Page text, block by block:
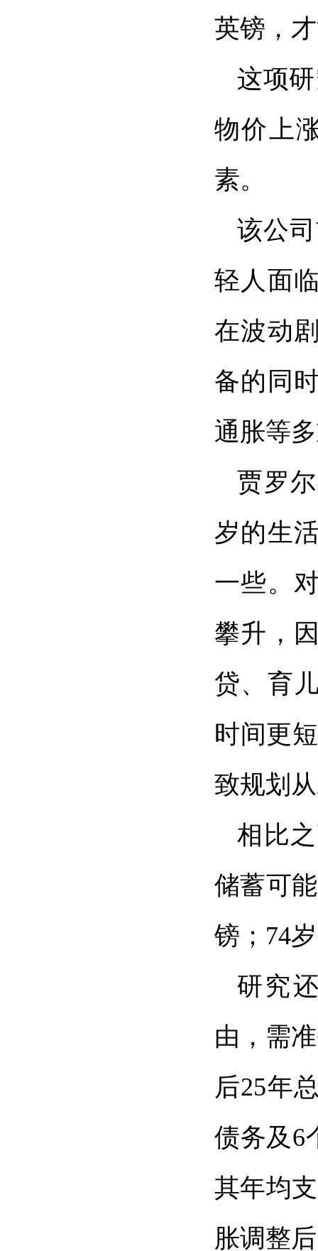
英镑，
这项
物价上
素。
该公
轻人面
在波动
备的同
通胀等
贾罗
岁的生
一些。
攀升，
贷、育
时间更
致规划
相比
储蓄可
镑；74
研究
由，需
后25年
债务及6
其年均
胀调整